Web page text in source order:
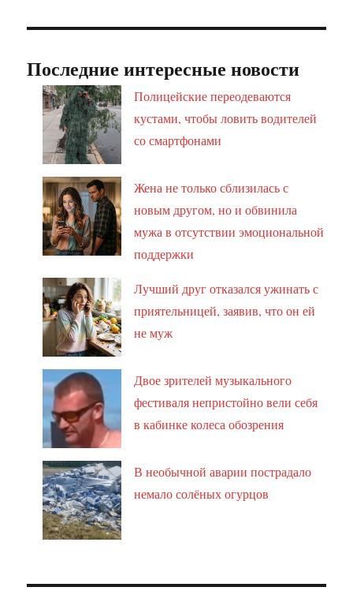
Последние интересные новости
Полицейские переодеваются
кустами, чтобы ловить водителей
со смартфонами
Жена не только сблизилась с
новым другом, но и обвинила
мужа в отсутствии эмоциональной
поддержки
Лучший друг отказался ужинать с
приятельницей, заявив, что он ей
не муж
Двое зрителей музыкального
фестиваля непристойно вели себя
в кабинке колеса обозрения
В необычной аварии пострадало
немало солёных огурцов